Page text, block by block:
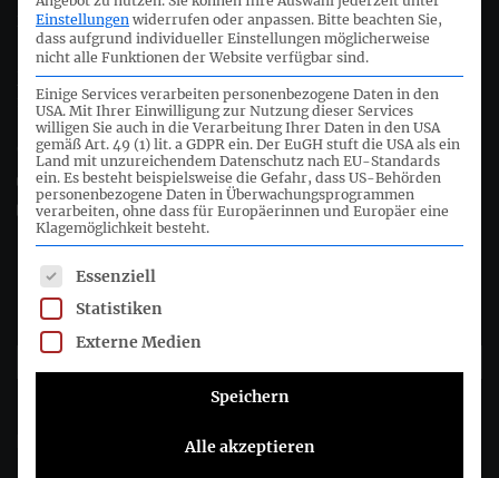
Deutsches Rechnungslegungs Standards Committee e.V.
Joachimsthaler Str. 34
10719 Berlin
+49 (0)30 20 64 12 - 0
+49 (0)30 20 64 12 - 15
info@drsc.de
Folgen Sie dem DRSC
DRSC-Newsletter abonnieren
Einstellungen widerrufen oder anpassen. Bitte beachten Sie,
dass aufgrund individueller Einstellungen möglicherweise
nicht alle Funktionen der Website verfügbar sind.
Einige Services verarbeiten personenbezogene Daten in den
USA. Mit Ihrer Einwilligung zur Nutzung dieser Services
willigen Sie auch in die Verarbeitung Ihrer Daten in den USA
gemäß Art. 49 (1) lit. a GDPR ein. Der EuGH stuft die USA als ein
Land mit unzureichendem Datenschutz nach EU-Standards
ein. Es besteht beispielsweise die Gefahr, dass US-Behörden
personenbezogene Daten in Überwachungsprogrammen
verarbeiten, ohne dass für Europäerinnen und Europäer eine
Klagemöglichkeit besteht.
Es folgt eine Liste der Service-Gruppen, für die eine
Essenziell
Statistiken
Externe Medien
Speichern
Alle akzeptieren